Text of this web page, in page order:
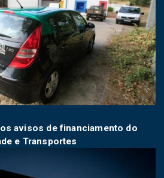
avisos de financiamento do
e Transportes